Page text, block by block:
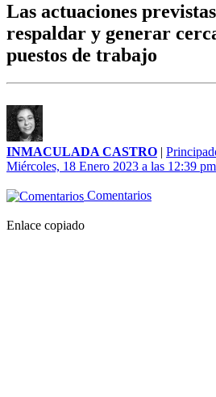
Las actuaciones
respaldar y generar
puestos de trabajo
INMACULADA CASTRO |
Miércoles, 18 Enero 2023 a las 12:39 pm
Comentarios
Enlace copiado